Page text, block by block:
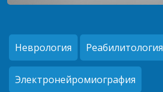
Неврология Реабилитология
Электронейромиография